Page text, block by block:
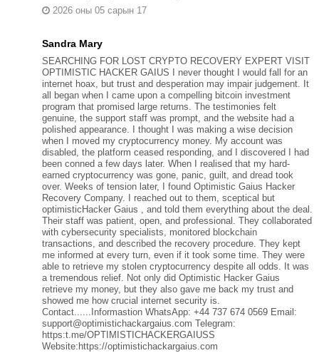
2026 оны 05 сарын 17
Sandra Mary
SEARCHING FOR LOST CRYPTO RECOVERY EXPERT VISIT
OPTIMISTIC HACKER GAIUS I never thought I would fall for an
internet hoax, but trust and desperation may impair judgement. It
all began when I came upon a compelling bitcoin investment
program that promised large returns. The testimonies felt
genuine, the support staff was prompt, and the website had a
polished appearance. I thought I was making a wise decision
when I moved my cryptocurrency money. My account was
disabled, the platform ceased responding, and I discovered I had
been conned a few days later. When I realised that my hard-
earned cryptocurrency was gone, panic, guilt, and dread took
over. Weeks of tension later, I found Optimistic Gaius Hacker
Recovery Company. I reached out to them, sceptical but
optimisticHacker Gaius , and told them everything about the deal.
Their staff was patient, open, and professional. They collaborated
with cybersecurity specialists, monitored blockchain
transactions, and described the recovery procedure. They kept
me informed at every turn, even if it took some time. They were
able to retrieve my stolen cryptocurrency despite all odds. It was
a tremendous relief. Not only did Optimistic Hacker Gaius
retrieve my money, but they also gave me back my trust and
showed me how crucial internet security is.
Contact......Informastion WhatsApp: +44 737 674 0569 Email:
support@optimistichackargaius.com Telegram:
https:t.me/OPTIMISTICHACKERGAIUSS
Website:https://optimistichackargaius.com